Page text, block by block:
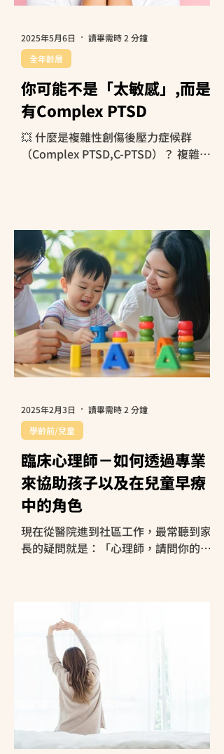
你可能不是「太敏感」,而是
有Complex PTSD
💥 什麼是複雜性創傷後壓力症候群
（Complex PTSD,C-PTSD）？ 複雜性
安全、充滿壓迫的環境裡。...
全年齡層
2025年5月6日 讀畢需時 2 分鐘
臨床心理師－如何透過專業
來協助孩子以及在兒童早療
中的角色
現在從醫院進到社區工作，最常聽到家
長的疑問就是：「心理師，請問你的早
如何透過我們的專業來協助孩子。
孩子比較常遇到的問題大致可分為四
類，認知發展、情緒行為、注意力、人
學齡前/兒童
2025年2月3日 讀畢需時 2 分鐘